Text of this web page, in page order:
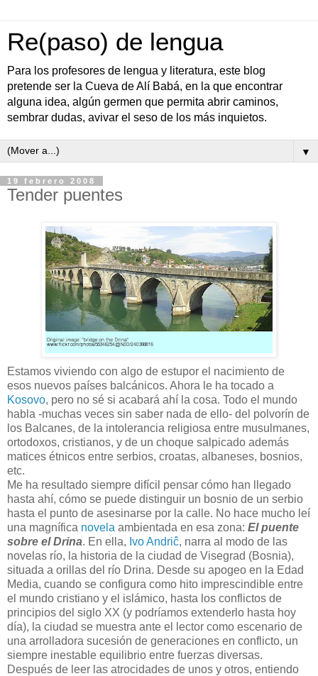
Re(paso) de lengua
Para los profesores de lengua y literatura, este blog
pretende ser la Cueva de Alí Babá, en la que encontrar
alguna idea, algún germen que permita abrir caminos,
sembrar dudas, avivar el seso de los más inquietos.
▼
19 febrero 2008
Tender puentes
Estamos viviendo con algo de estupor el nacimiento de
esos nuevos países balcánicos. Ahora le ha tocado a
Kosovo, pero no sé si acabará ahí la cosa. Todo el mundo
habla -muchas veces sin saber nada de ello- del polvorín de
los Balcanes, de la intolerancia religiosa entre musulmanes,
ortodoxos, cristianos, y de un choque salpicado además
matices étnicos entre serbios, croatas, albaneses, bosnios,
etc.
Me ha resultado siempre difícil pensar cómo han llegado
hasta ahí, cómo se puede distinguir un bosnio de un serbio
hasta el punto de asesinarse por la calle. No hace mucho leí
una magnífica novela ambientada en esa zona: El puente
sobre el Drina. En ella, Ivo Andriĉ, narra al modo de las
novelas río, la historia de la ciudad de Visegrad (Bosnia),
situada a orillas del río Drina. Desde su apogeo en la Edad
Media, cuando se configura como hito imprescindible entre
el mundo cristiano y el islámico, hasta los conflictos de
principios del siglo XX (y podríamos extenderlo hasta hoy
día), la ciudad se muestra ante el lector como escenario de
una arrolladora sucesión de generaciones en conflicto, un
siempre inestable equilibrio entre fuerzas diversas.
Después de leer las atrocidades de unos y otros, entiendo